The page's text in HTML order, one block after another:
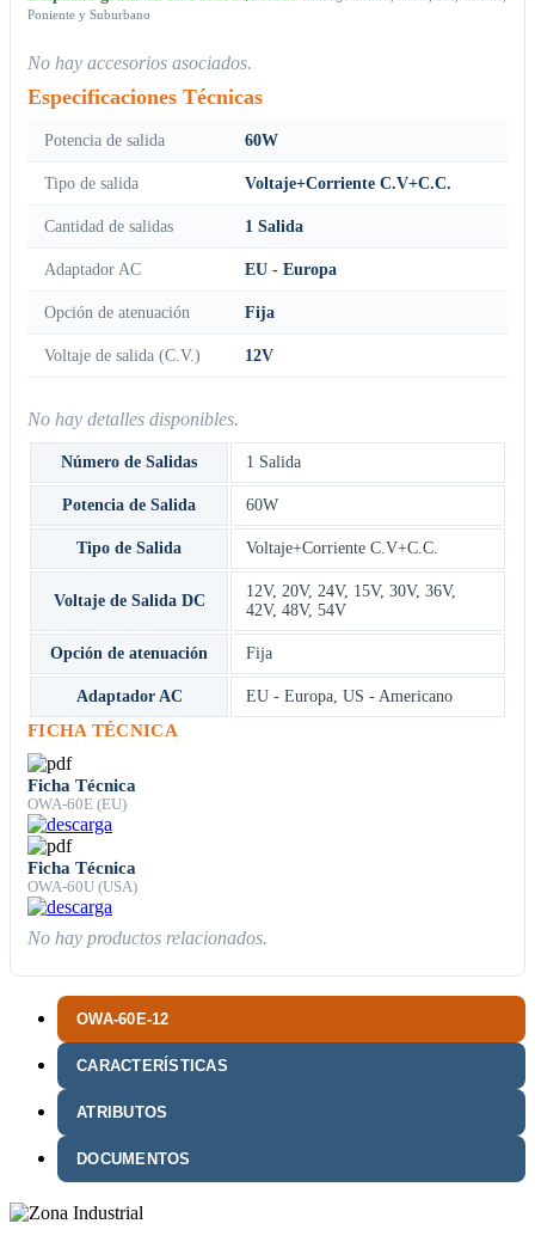
OWA-60E-12
CARACTERÍSTICAS
ATRIBUTOS
DOCUMENTOS
Poniente y Suburbano
No hay accesorios asociados.
Especificaciones Técnicas
Potencia de salida 60W
Tipo de salida Voltaje+Corriente C.V+C.C.
Cantidad de salidas 1 Salida
Adaptador AC EU - Europa
Opción de atenuación Fija
Voltaje de salida (C.V.) 12V
No hay detalles disponibles.
Número de Salidas 1 Salida
Potencia de Salida 60W
Tipo de Salida Voltaje+Corriente C.V+C.C.
Voltaje de Salida DC
12V, 20V, 24V, 15V, 30V, 36V,
42V, 48V, 54V
Opción de atenuación Fija
Adaptador AC EU - Europa, US - Americano
FICHA TÉCNICA
Ficha Técnica
OWA-60E (EU)
Ficha Técnica
OWA-60U (USA)
No hay productos relacionados.